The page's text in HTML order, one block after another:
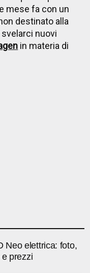
mese fa con un
destinato alla
nuovi
in materia di
Neo elettrica: foto,
prezzi